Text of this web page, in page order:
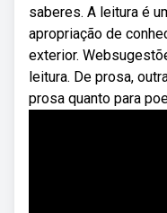
saberes. A leitura é
apropriação de
exterior.
leitura. De prosa,
prosa quanto para